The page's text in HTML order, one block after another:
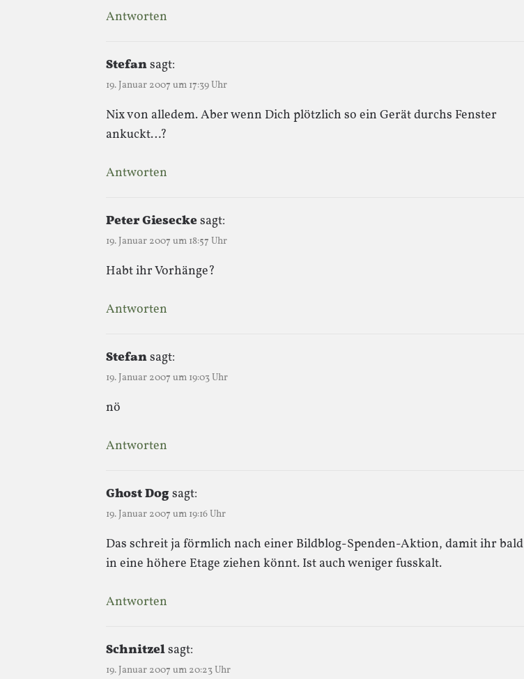
Antworten
Stefansagt:
19. Januar 2007 um 17:39 Uhr
Nix von alledem. Aber wenn Dich plötzlich so ein Gerät durchs Fenster
ankuckt…?
Antworten
Peter Gieseckesagt:
19. Januar 2007 um 18:57 Uhr
Habt ihr Vorhänge?
Antworten
Stefansagt:
19. Januar 2007 um 19:03 Uhr
nö
Antworten
Ghost Dogsagt:
19. Januar 2007 um 19:16 Uhr
Das schreit ja förmlich nach einer Bildblog-Spenden-Aktion, damit ihr bald
in eine höhere Etage ziehen könnt. Ist auch weniger fusskalt.
Antworten
Schnitzelsagt:
19. Januar 2007 um 20:23 Uhr